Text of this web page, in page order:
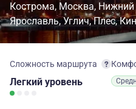
Кострома Москва Нижний
Ярославль Углич Плес
Сложность маршрута
Легкий уровень